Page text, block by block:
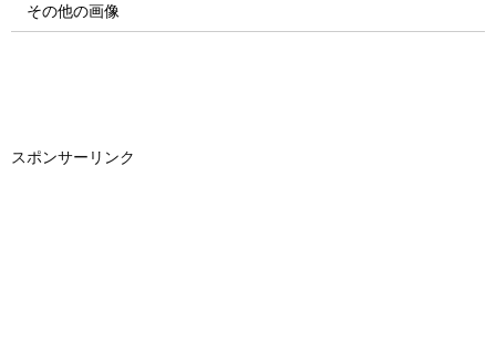
その他の画像
スポンサーリンク